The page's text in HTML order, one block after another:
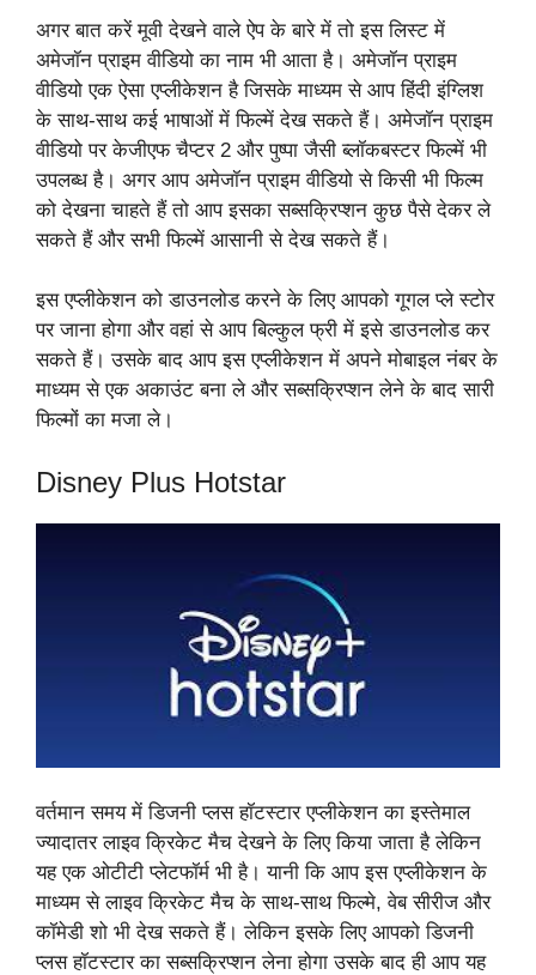
अगर बात करें मूवी देखने वाले ऐप के बारे में तो इस लिस्ट में
अमेजॉन प्राइम वीडियो का नाम भी आता है। अमेजॉन प्राइम
वीडियो एक ऐसा एप्लीकेशन है जिसके माध्यम से आप हिंदी इंग्लिश
के साथ-साथ कई भाषाओं में फिल्में देख सकते हैं। अमेजॉन प्राइम
वीडियो पर केजीएफ चैप्टर 2 और पुष्पा जैसी ब्लॉकबस्टर फिल्में भी
उपलब्ध है। अगर आप अमेजॉन प्राइम वीडियो से किसी भी फिल्म
को देखना चाहते हैं तो आप इसका सब्सक्रिप्शन कुछ पैसे देकर ले
सकते हैं और सभी फिल्में आसानी से देख सकते हैं।
इस एप्लीकेशन को डाउनलोड करने के लिए आपको गूगल प्ले स्टोर
पर जाना होगा और वहां से आप बिल्कुल फ्री में इसे डाउनलोड कर
सकते हैं। उसके बाद आप इस एप्लीकेशन में अपने मोबाइल नंबर के
माध्यम से एक अकाउंट बना ले और सब्सक्रिप्शन लेने के बाद सारी
फिल्मों का मजा ले।
Disney Plus Hotstar
वर्तमान समय में डिजनी प्लस हॉटस्टार एप्लीकेशन का इस्तेमाल
ज्यादातर लाइव क्रिकेट मैच देखने के लिए किया जाता है लेकिन
यह एक ओटीटी प्लेटफॉर्म भी है। यानी कि आप इस एप्लीकेशन के
माध्यम से लाइव क्रिकेट मैच के साथ-साथ फिल्मे, वेब सीरीज और
कॉमेडी शो भी देख सकते हैं। लेकिन इसके लिए आपको डिजनी
प्लस हॉटस्टार का सब्सक्रिप्शन लेना होगा उसके बाद ही आप यह